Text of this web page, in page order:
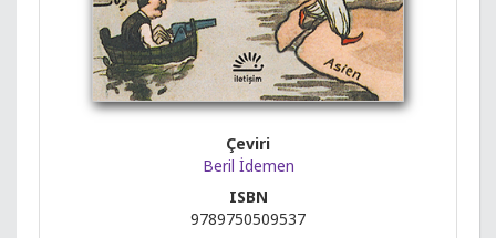
Çeviri
Beril İdemen
ISBN
9789750509537